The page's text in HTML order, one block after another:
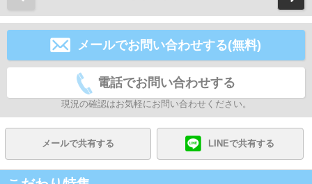
メールでお問い合わせする(無料)
電話でお問い合わせする
現況の確認はお気軽にお問い合わせください。
メールで共有する LINEで共有する